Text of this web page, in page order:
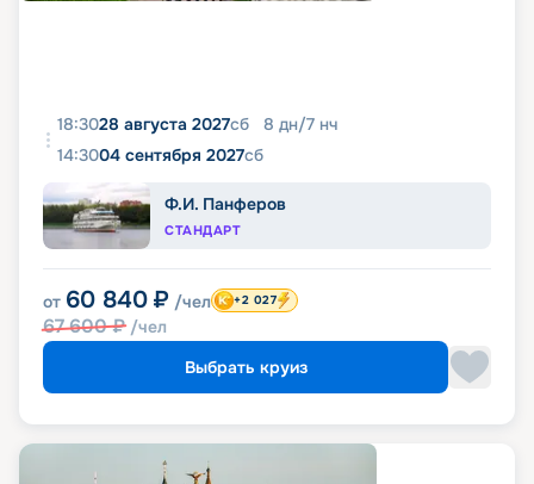
18:3028 августа 2027сб 8 дн/7 нч
14:3004 сентября 2027сб
Ф.И. Панферов
СТАНДАРТ
от 60 840 ₽ /чел
67 600₽ /чел
+2 027
Выбрать круиз